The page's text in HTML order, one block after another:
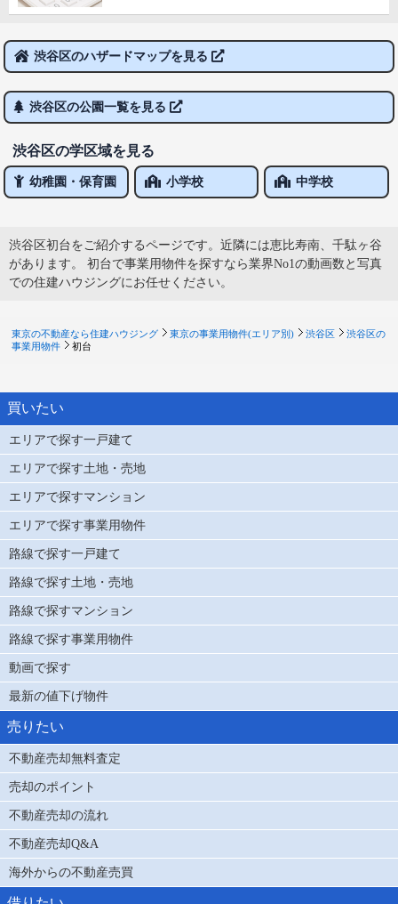
渋谷区のハザードマップを見る
渋谷区の公園一覧を見る
渋谷区の学区域を見る
幼稚園・保育園 小学校 中学校
渋谷区初台をご紹介するページです。近隣には恵比寿南、千駄ヶ谷
があります。 初台で事業用物件を探すなら業界No1の動画数と写真
での住建ハウジングにお任せください。
東京の不動産なら住建ハウジング 東京の事業用物件(エリア別) 渋谷区
渋谷区の
事業用物件
初台
買いたい
エリアで探す一戸建て
エリアで探す土地・売地
エリアで探すマンション
エリアで探す事業用物件
路線で探す一戸建て
路線で探す土地・売地
路線で探すマンション
路線で探す事業用物件
動画で探す
最新の値下げ物件
売りたい
不動産売却無料査定
売却のポイント
不動産売却の流れ
不動産売却Q&A
海外からの不動産売買